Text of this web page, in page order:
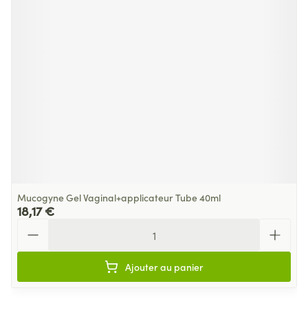
Mucogyne Gel Vaginal+applicateur Tube 40ml
18,17 €
Ajouter au panier